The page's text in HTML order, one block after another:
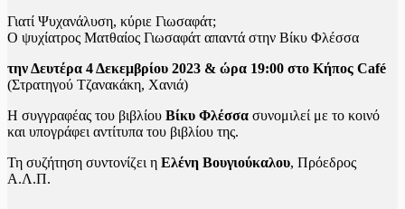
Γιατί Ψυχανάλυση, κύριε Γιωσαφάτ;
Ο ψυχίατρος Ματθαίος Γιωσαφάτ απαντά στην Βίκυ Φλέσσα
την Δευτέρα 4 Δεκεμβρίου 2023 & ώρα 19:00 στο Κήπος Café
(Στρατηγού Τζανακάκη, Χανιά)
Η συγγραφέας του βιβλίου Βίκυ Φλέσσα συνομιλεί με το κοινό
και υπογράφει αντίτυπα του βιβλίου της.
Τη συζήτηση συντονίζει η Ελένη Βουγιούκαλου, Πρόεδρος
Α.Λ.Π.